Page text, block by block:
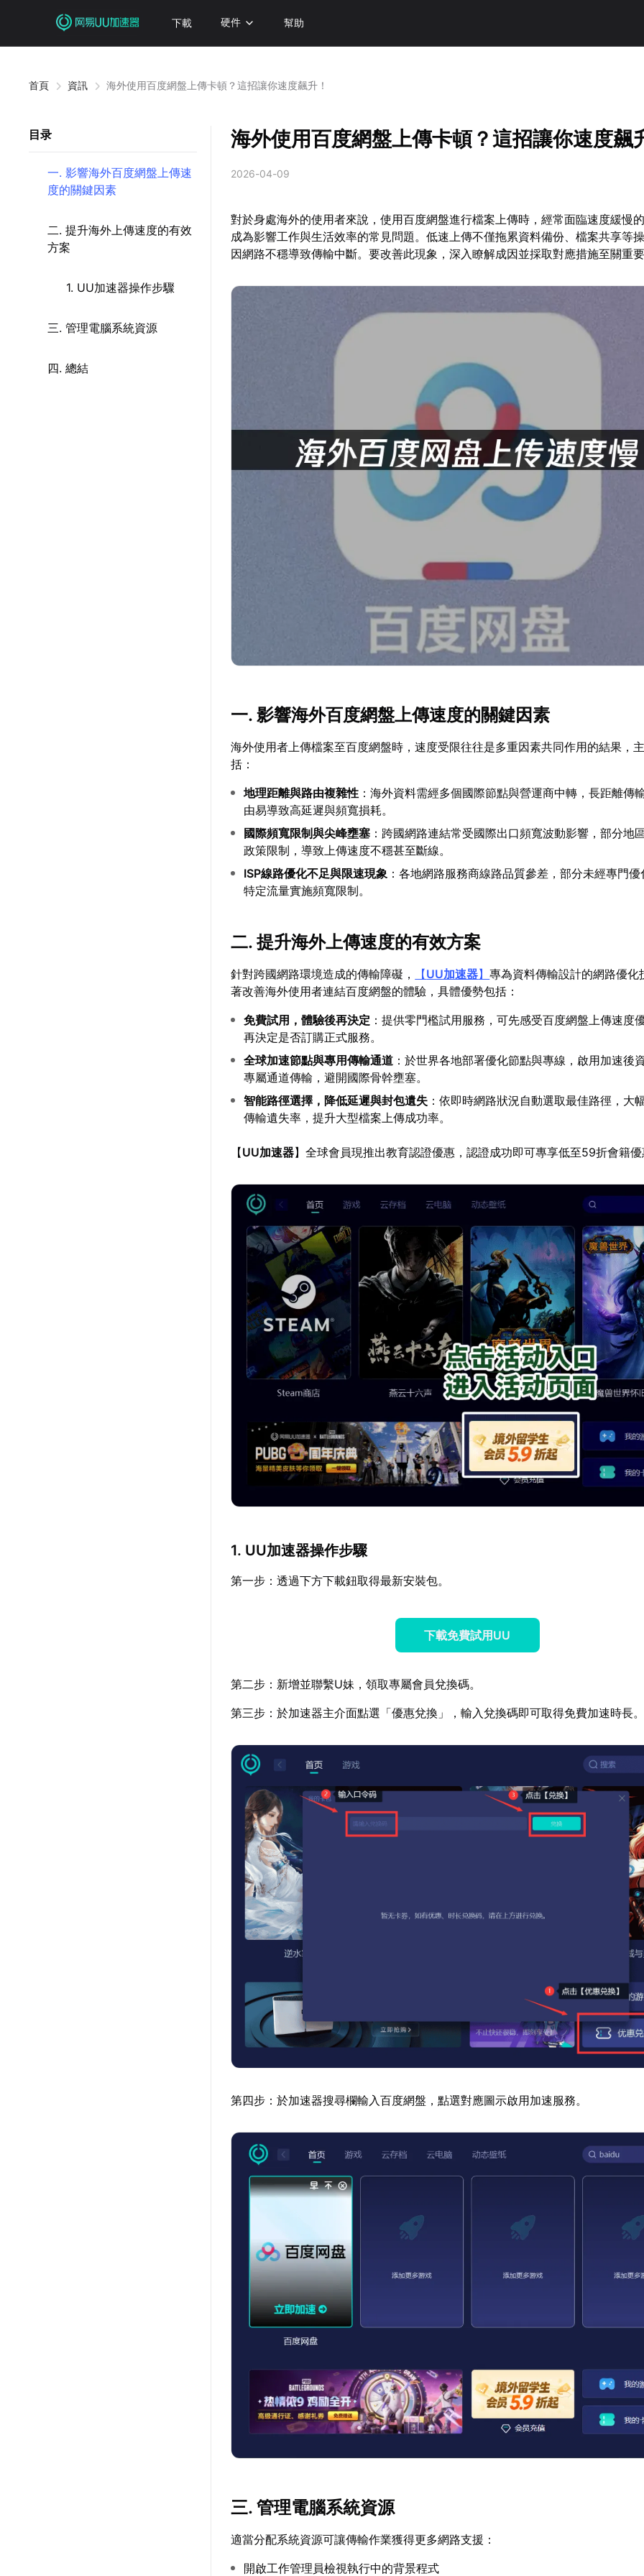
下載 硬件 幫助
首頁 資訊 海外使用百度網盤上傳卡頓？這招讓你速度飆升！
目录
一. 影響海外百度網盤上傳速
度的關鍵因素
二. 提升海外上傳速度的有效
方案
1. UU加速器操作步驟
三. 管理電腦系統資源
四. 總結
海外使用百度網盤上傳卡頓？這招讓你速度飆
2026-04-09
對於身處海外的使用者來說，使用百度網盤進行檔案上傳時，經常面臨速度緩慢
成為影響工作與生活效率的常見問題。低速上傳不僅拖累資料備份、檔案共享等
因網路不穩導致傳輸中斷。要改善此現象，深入瞭解成因並採取對應措施至關重
一. 影響海外百度網盤上傳速度的關鍵因素
海外使用者上傳檔案至百度網盤時，速度受限往往是多重因素共同作用的結果，
括：
地理距離與路由複雜性 ：海外資料需經多個國際節點與營運商中轉，長距離傳
由易導致高延遲與頻寬損耗。
國際頻寬限制與尖峰壅塞 ：跨國網路連結常受國際出口頻寬波動影響，部分地
政策限制，導致上傳速度不穩甚至斷線。
ISP線路優化不足與限速現象 ：各地網路服務商線路品質參差，部分未經專門
特定流量實施頻寬限制。
二. 提升海外上傳速度的有效方案
針對跨國網路環境造成的傳輸障礙， 【UU加速器】專為資料傳輸設計的網路優化
著改善海外使用者連結百度網盤的體驗，具體優勢包括：
免費試用，體驗後再決定 ：提供零門檻試用服務，可先感受百度網盤上傳速度
再決定是否訂購正式服務。
全球加速節點與專用傳輸通道 ：於世界各地部署優化節點與專線，啟用加速後
專屬通道傳輸，避開國際骨幹壅塞。
智能路徑選擇，降低延遲與封包遺失 ：依即時網路狀況自動選取最佳路徑，大
傳輸遺失率，提升大型檔案上傳成功率。
【UU加速器】全球會員現推出教育認證優惠，認證成功即可專享低至59折會籍
1. UU加速器操作步驟
第一步：透過下方下載鈕取得最新安裝包。
下載免費試用UU
第二步：新增並聯繫U妹，領取專屬會員兌換碼。
第三步：於加速器主介面點選「優惠兌換」，輸入兌換碼即可取得免費加速時長
第四步：於加速器搜尋欄輸入百度網盤，點選對應圖示啟用加速服務。
三. 管理電腦系統資源
適當分配系統資源可讓傳輸作業獲得更多網路支援：
開啟工作管理員檢視執行中的背景程式